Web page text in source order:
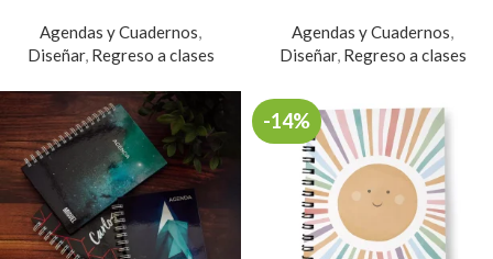
Agendas y Cuadernos,
Diseñar, Regreso a clases
Agendas y Cuadernos,
Diseñar, Regreso a clases
-14%